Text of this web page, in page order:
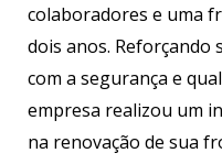
colaboradores e uma
dois anos.
com a segurança e
empresa realizou um
na renovação de sua